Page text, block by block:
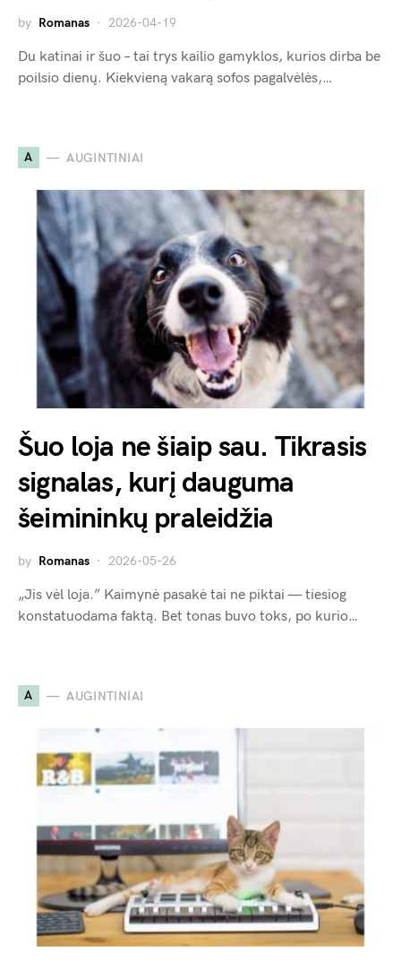
by Romanas 2026-04-19
Du katinai ir šuo – tai trys kailio gamyklos, kurios dirba be
poilsio dienų. Kiekvieną vakarą sofos pagalvėlės,…
A AUGINTINIAI
Šuo loja ne šiaip sau. Tikrasis
signalas, kurį dauguma
šeimininkų praleidžia
by Romanas 2026-05-26
„Jis vėl loja.” Kaimynė pasakė tai ne piktai — tiesiog
konstatuodama faktą. Bet tonas buvo toks, po kurio…
A AUGINTINIAI